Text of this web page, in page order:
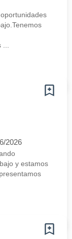
2026
y estamos